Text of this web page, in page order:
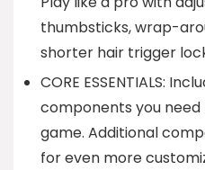
thumbsticks, wrap-
shorter hair trigger
CORE ESSENTIALS:
components you
game. Additional
for even more